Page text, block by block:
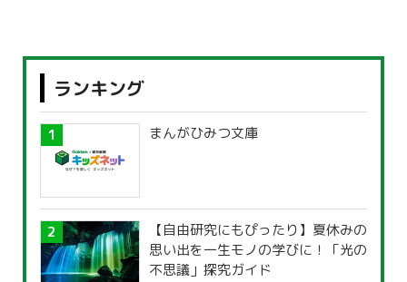
ランキング
まんがひみつ文庫
【自由研究にもぴったり】夏休みの
思い出を一生モノの学びに！「光の
不思議」探究ガイド